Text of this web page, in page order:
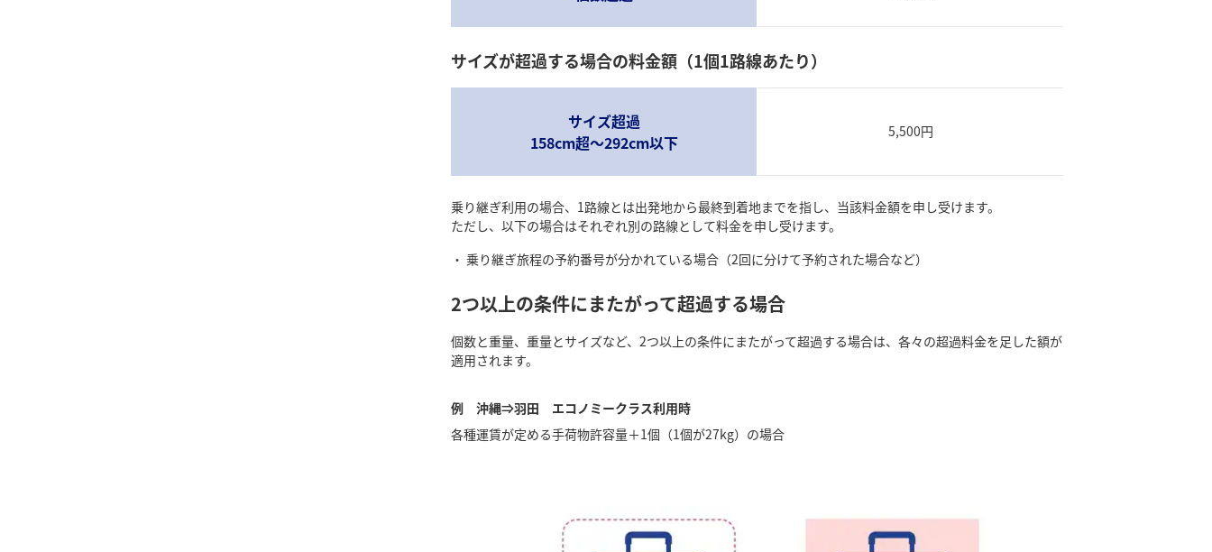
サイズが超過する場合の料金額（1個1路線あたり）
サイズ超過
158cm超～292cm以下
5,500円
乗り継ぎ利用の場合、1路線とは出発地から最終到着地までを指し、当該料金額を申し受けます。
ただし、以下の場合はそれぞれ別の路線として料金を申し受けます。
乗り継ぎ旅程の予約番号が分かれている場合（2回に分けて予約された場合など）
2つ以上の条件にまたがって超過する場合
個数と重量、重量とサイズなど、2つ以上の条件にまたがって超過する場合は、各々の超過料金を足した額が
適用されます。
例 沖縄⇒羽田 エコノミークラス利用時
各種運賃が定める手荷物許容量＋1個（1個が27kg）の場合